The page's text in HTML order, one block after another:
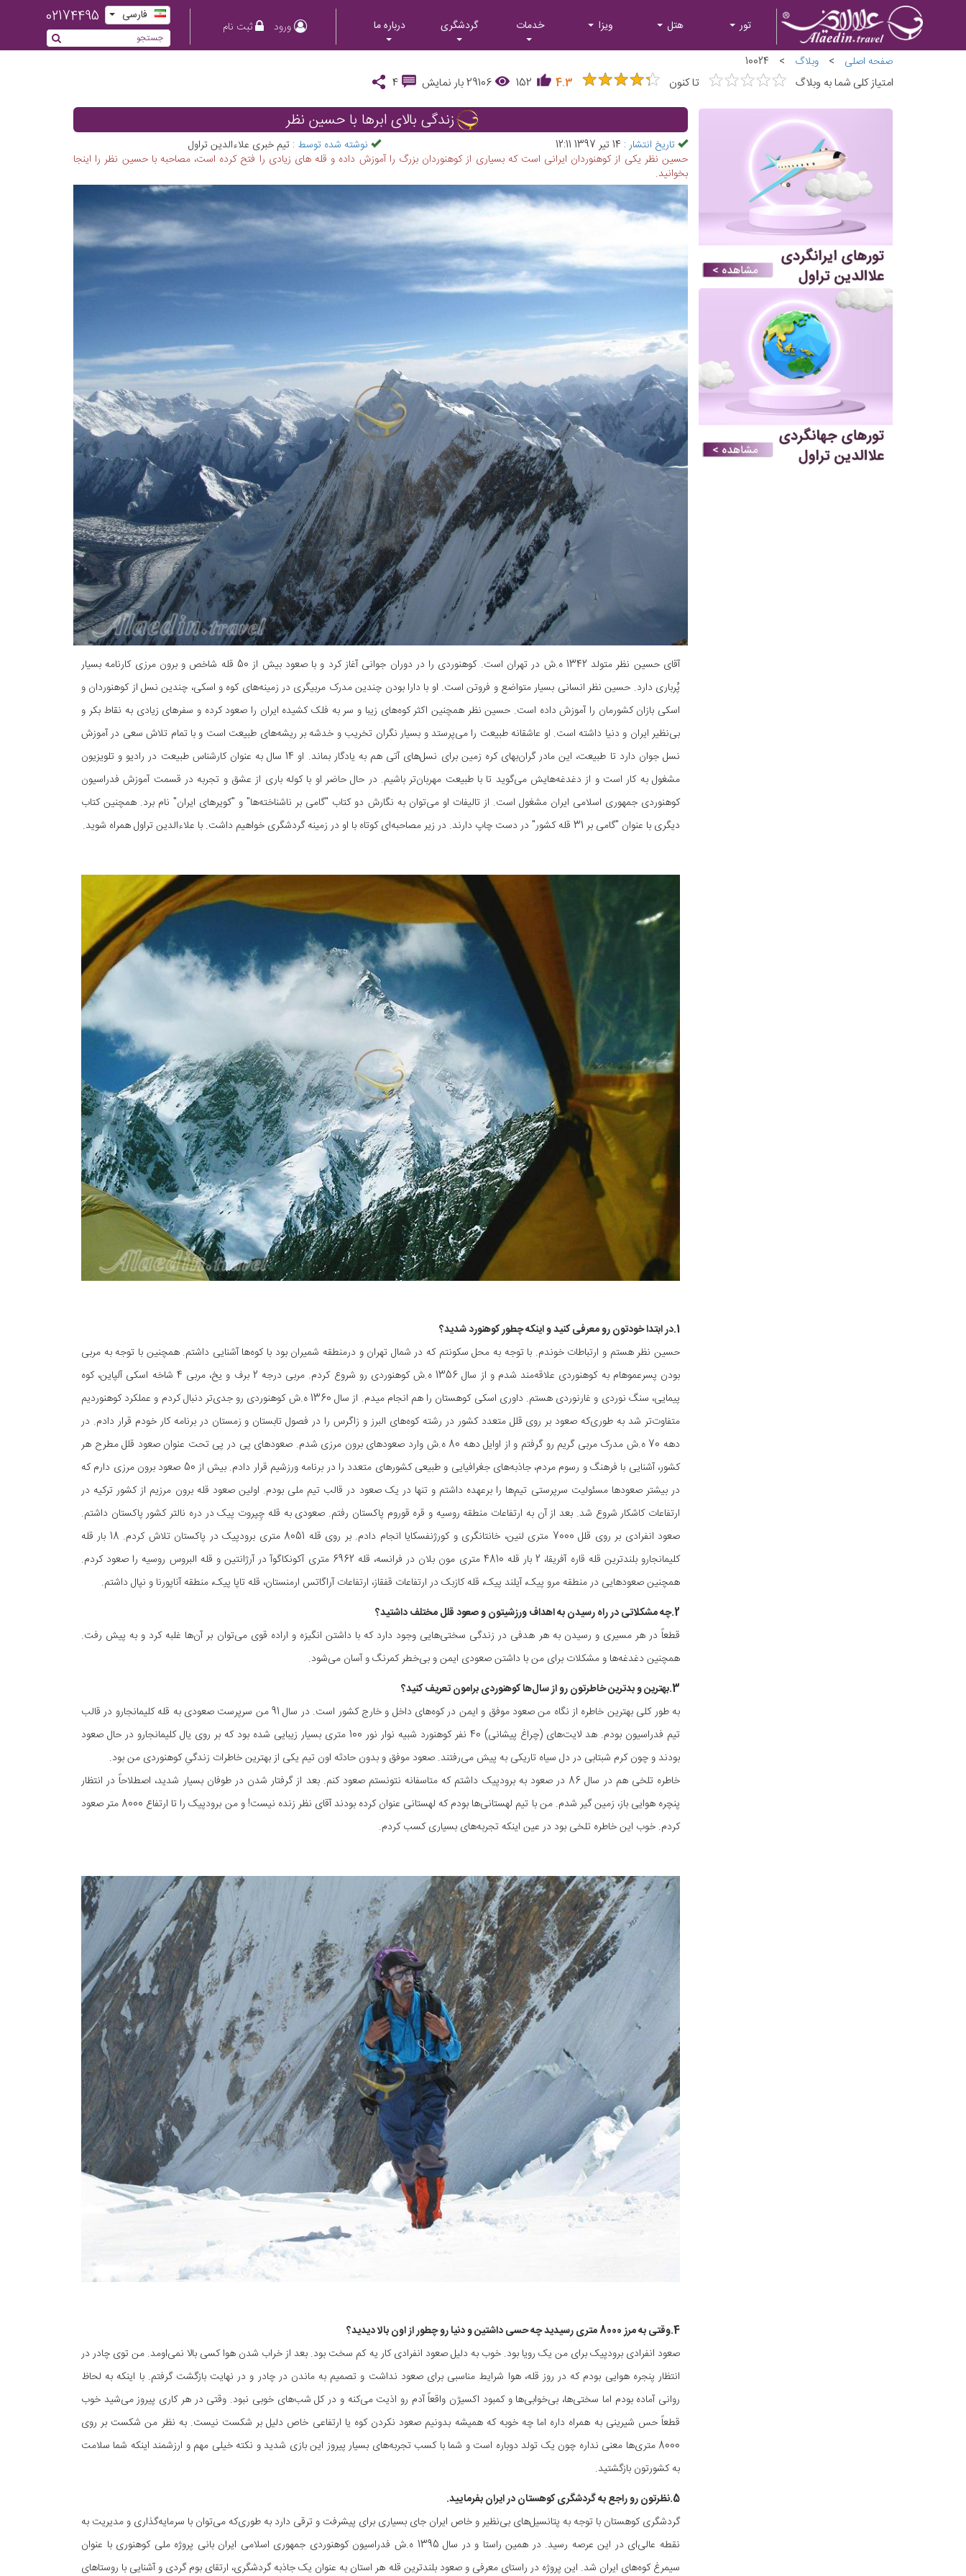
تور هتل ویزا خدمات گردشگری درباره ما ورود ثبت نام
فارسی 02174495
صفحه اصلی > وبلاگ >
10024
امتیاز کلی شما به وبلاگ ★★★★★
★★★★★ تا کنون ★★★★★
★★★★★
4.3
152
29106بار نمایش 4
زندگی بالای ابرها با حسین نظر
تاریخ انتشار : 14 تیر 1397 12:11 نوشته شده توسط : تیم خبری علاءالدین تراول
حسین نظر یکی از کوهنوردان ایرانی است که بسیاری از کوهنوردان بزرگ را آموزش داده و قله های زیادی را فتح کرده است، مصاحبه با حسین نظر را اینجا
بخوانید.
آقای حسین نظر متولد 1342 ه.ش در تهران است. کوهنوردی را در دوران جوانی آغاز کرد و با صعود بیش از 50 قله شاخص و برون مرزی کارنامه بسیار
پُرباری دارد. حسین نظر انسانی بسیار متواضع و فروتن است. او با دارا بودن چندین مدرک مربیگری در زمینه‌های کوه و اسکی، چندین نسل از کوهنوردان و
اسکی بازان کشورمان را آموزش داده است. حسین نظر همچنین اکثر کوه‌های زیبا و سر به فلک کشیده ایران را صعود کرده و سفرهای زیادی به نقاط بکر و
بی‌نظیر ایران و دنیا داشته است. او عاشقانه طبیعت را می‌پرستد و بسیار نگران تخریب و خدشه بر ریشه‌های طبیعت است و با تمام تلاش سعی در آموزش
نسل جوان دارد تا طبیعت، این مادر گران‌بهای کره زمین برای نسل‌های آتی هم به یادگار بماند. او 14 سال به عنوان کارشناس طبیعت در رادیو و تلویزیون
مشغول به کار است و از دغدغه‌هایش می‌گوید تا با طبیعت مهربان‌تر باشیم. در حال حاضر او با کوله باری از عشق و تجربه در قسمت آموزش فدراسیون
کوهنوردی جمهوری اسلامی ایران مشغول است. از تالیفات او می‌توان به نگارش دو کتاب "گامی بر ناشناخته‌ها" و "کویرهای ایران" نام برد. همچنین کتاب
دیگری با عنوان "گامی بر 31 قله کشور" در دست چاپ دارند. در زیر مصاحبه‌ای کوتاه با او در زمینه گردشگری خواهیم داشت. با علاءالدین تراول همراه شوید.
1.در ابتدا خودتون رو معرفی کنید و اینکه چطور کوهنورد شدید؟
حسین نظر هستم و ارتباطات خوندم. با توجه به محل سکونتم که در شمال تهران و درمنطقه شمیران بود با کوه‌ها آشنایی داشتم. همچنین با توجه به مربی
بودن پسرعموهام به کوهنوردی علاقه‌مند شدم و از سال 1356 ه.ش کوهنوردی رو شروع کردم. مربی درجه 2 برف و یخ، مربی 4 شاخه اسکی آلپاین، کوه
پیمایی، سنگ نوردی و غارنوردی هستم. داوری اسکی کوهستان را هم انجام میدم. از سال 1360 ه.ش کوهنوردی رو جدی‌تر دنبال کردم و عملکرد کوهنوردیم
متفاوت‌تر شد به طوری‌که صعود بر روی قلل متعدد کشور در رشته کوه‌های البرز و زاگرس را در فصول تابستان و زمستان در برنامه کار خودم قرار دادم. در
دهه 70 ه.ش مدرک مربی گریم رو گرفتم و از اوایل دهه 80 ه.ش وارد صعودهای برون مرزی شدم. صعودهای پی در پی تحت عنوان صعود قلل مطرح هر
کشور، آشنایی با فرهنگ و رسوم مردم، جاذبه‌های جغرافیایی و طبیعی کشورهای متعدد را در برنامه ورزشیم قرار دادم. بیش از 50 صعود برون مرزی دارم که
در بیشتر صعودها مسئولیت سرپرستی تیم‌ها را برعهده داشتم و تنها در یک صعود در قالب تیم ملی بودم. اولین صعود قله برون مرزیم از کشور ترکیه در
ارتفاعات کاشکار شروع شد. بعد از آن به ارتفاعات منطقه روسیه و قره قوروم پاکستان رفتم. صعودی به قله چِپروت پیک در دره نالتر کشور پاکستان داشتم.
صعود انفرادی بر روی قلل 7000 متری لنین، خانتانگری و کورژنفسکایا انجام دادم. بر روی قله 8051 متری برودپیک در پاکستان تلاش کردم. 18 بار قله
کلیمانجارو بلندترین قله قاره آفریقا، 2 بار قله 4810 متری مون بلان در فرانسه، قله 6962 متری آکونکاگوآ در آرژانتین و قله البروس روسیه را صعود کردم.
همچنین صعودهایی در منطقه مرو پیک، آیلند پیک، قله کازبک در ارتفاعات قفقاز، ارتفاعات آراگاتس ارمنستان، قله تاپا پیک، منطقه آناپورنا و نپال داشتم.
2.چه مشکلاتی در راه رسیدن به اهداف ورزشیتون و صعود قلل مختلف داشتید؟
قطعاً در هر مسیری و رسیدن به هر هدفی در زندگی سختی‌هایی وجود دارد که با داشتن انگیزه و اراده قوی می‌توان بر آن‌ها غلبه کرد و به پیش رفت.
همچنین دغدغه‌ها و مشکلات برای من با داشتن صعودی ایمن و بی‌خطر کمرنگ و آسان می‌شود.
3.بهترین و بدترین خاطرتون رو از سال‌ها کوهنوردی برامون تعریف کنید؟
به طور کلی بهترین خاطره از نگاه من صعود موفق و ایمن در کوه‌های داخل و خارج کشور است. در سال 91 من سرپرست صعودی به قله کلیمانجارو در قالب
تیم فدراسیون بودم. هد لایت‌های (چراغ پیشانی) 40 نفر کوهنورد شبیه نوار نور 100 متری بسیار زیبایی شده بود که بر روی یال کلیمانجارو در حال صعود
بودند و چون کرم شبتابی در دل سیاه تاریکی به پیش می‌رفتند. صعود موفق و بدون حادثه اون تیم یکی از بهترین خاطرات زندگیِ کوهنوردی من بود.
خاطره تلخی هم در سال 86 در صعود به برودپیک داشتم که متاسفانه نتونستم صعود کنم. بعد از گرفتار شدن در طوفان بسیار شدید، اصطلاحاً در انتظار
پنچره هوایی باز، زمین گیر شدم. من با تیم لهستانی‌ها بودم که لهستانی عنوان کرده بودند آقای نظر زنده نیست! و من برودپیک را تا ارتفاع 8000 متر صعود
کردم. خوب این خاطره تلخی بود در عین اینکه تجربه‌های بسیاری کسب کردم.
4.وقتی به مرز 8000 متری رسیدید چه حسی داشتین و دنیا رو چطور از اون بالا دیدید؟
صعود انفرادی برودپیک برای من یک رویا بود. خوب به دلیل صعود انفرادی کار یه کم سخت بود. بعد از خراب شدن هوا کسی بالا نمی‌اومد. من توی چادر در
انتظار پنجره هوایی بودم که در روز قله، هوا شرایط مناسبی برای صعود نداشت و تصمیم به ماندن در چادر و در نهایت بازگشت گرفتم. با اینکه به لحاظ
روانی آماده بودم اما سختی‌ها، بی‌خوابی‌ها و کمبود اکسیژن واقعاً آدم رو اذیت می‌کنه و در کل شب‌های خوبی نبود. وقتی در هر کاری پیروز می‌شید خوب
قطعاً حس شیرینی به همراه داره اما چه خوبه که همیشه بدونیم صعود نکردن کوه یا ارتفاعی خاص دلیل بر شکست نیست. به نظر من شکست بر روی
8000 متری‌ها معنی نداره چون یک تولد دوباره است و شما با کسب تجربه‌های بسیار پیروز این بازی شدید و نکته خیلی مهم و ارزشمند اینکه شما سلامت
به کشورتون بازگشتید.
5.نظرتون رو راجع به گردشگری کوهستان در ایران بفرمایید.
گردشگری کوهستان با توجه به پتانسیل‌های بی‌نظیر و خاص ایران جای بسیاری برای پیشرفت و ترقی دارد به طوری‌که می‌توان با سرمایه‌گذاری و مدیریت به
نقطه عالی‌ای در این عرصه رسید. در همین راستا و در سال 1395 ه.ش فدراسیون کوهنوردی جمهوری اسلامی ایران بانی پروژه ملی کوهنوری با عنوان
سیمرغ کوه‌های ایران شد. این پروژه در راستای معرفی و صعود بلندترین قله هر استان به عنوان یک جاذبه گردشگری، ارتقای بوم گردی و آشنایی با روستاهای